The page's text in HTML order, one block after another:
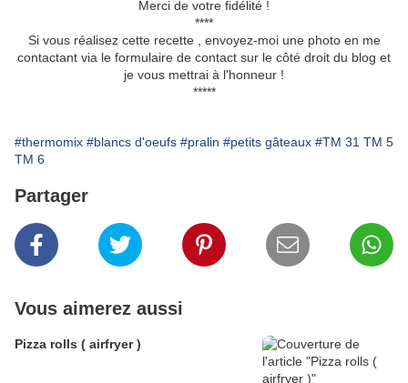
Merci de votre fidélité !
****
Si vous réalisez cette recette , envoyez-moi une photo en me
contactant via le formulaire de contact sur le côté droit du blog et
je vous mettrai à l'honneur !
*****
#thermomix #blancs d'oeufs #pralin #petits gâteaux #TM 31 TM 5
TM 6
Partager
Vous aimerez aussi
Pizza rolls ( airfryer )